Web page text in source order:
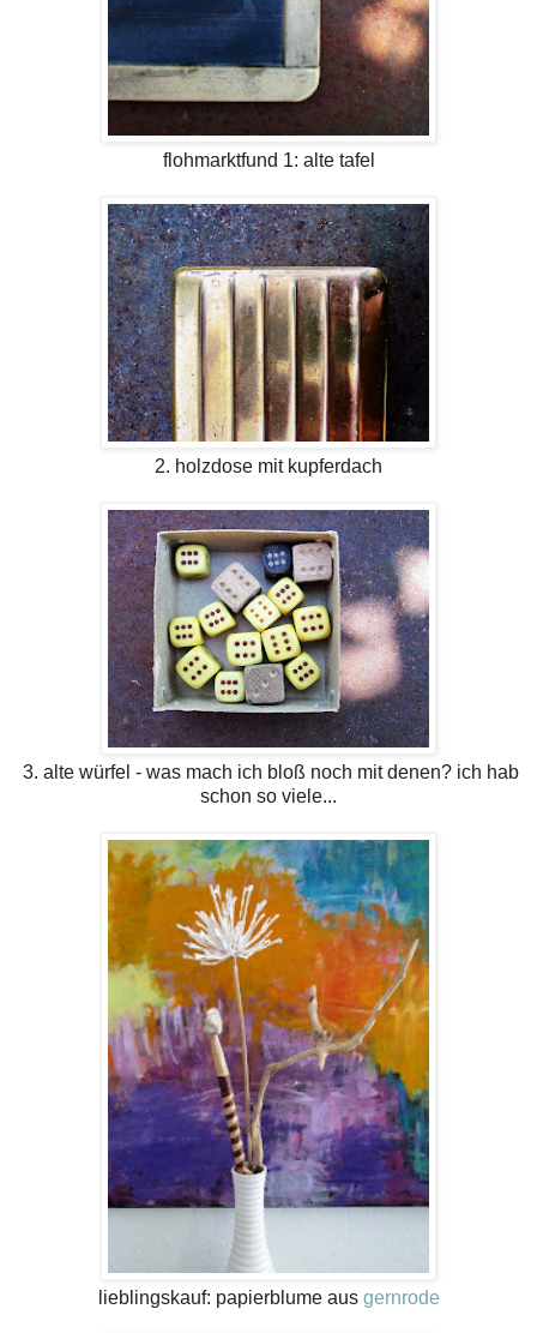
flohmarktfund 1: alte tafel
2. holzdose mit kupferdach
3. alte würfel - was mach ich bloß noch mit denen? ich hab
schon so viele...
lieblingskauf: papierblume aus gernrode